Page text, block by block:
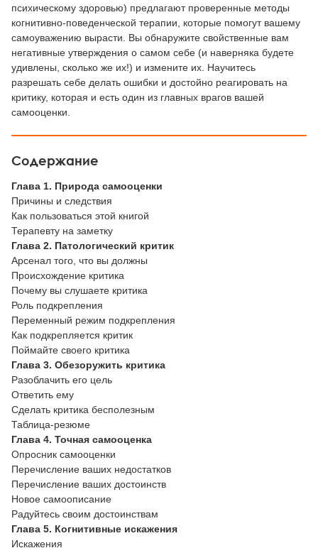
психическому здоровью) предлагают проверенные методы
когнитивно-поведенческой терапии, которые помогут вашему
самоуважению вырасти. Вы обнаружите свойственные вам
негативные утверждения о самом себе (и наверняка будете
удивлены, сколько же их!) и измените их. Научитесь
разрешать себе делать ошибки и достойно реагировать на
критику, которая и есть один из главных врагов вашей
самооценки.
Содержание
Глава 1. Природа самооценки
Причины и следствия
Как пользоваться этой книгой
Терапевту на заметку
Глава 2. Патологический критик
Арсенал того, что вы должны
Происхождение критика
Почему вы слушаете критика
Роль подкрепления
Переменный режим подкрепления
Как подкрепляется критик
Поймайте своего критика
Глава 3. Обезоружить критика
Разоблачить его цель
Ответить ему
Сделать критика бесполезным
Таблица-резюме
Глава 4. Точная самооценка
Опросник самооценки
Перечисление ваших недостатков
Перечисление ваших достоинств
Новое самоописание
Радуйтесь своим достоинствам
Глава 5. Когнитивные искажения
Искажения